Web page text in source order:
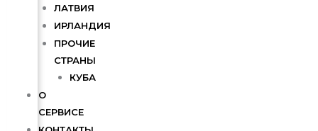
ЛАТВИЯ
ИРЛАНДИЯ
ПРОЧИЕ
СТРАНЫ
КУБА
О
СЕРВИСЕ